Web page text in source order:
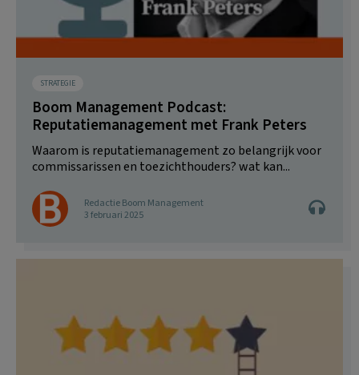
STRATEGIE
Boom Management Podcast:
Reputatiemanagement met Frank Peters
Waarom is reputatiemanagement zo belangrijk voor
commissarissen en toezichthouders? wat kan...
Redactie Boom Management
3 februari 2025